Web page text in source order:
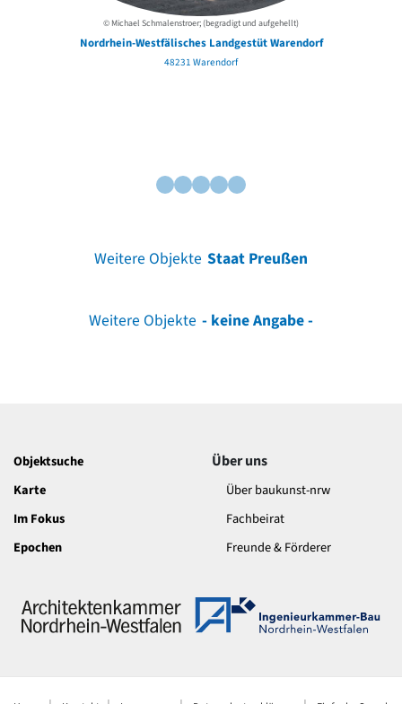
© Michael Schmalenstroer; (begradigt und aufgehellt)
Nordrhein-Westfälisches Landgestüt Warendorf
48231 Warendorf
Weitere Objekte Staat Preußen
Weitere Objekte - keine Angabe -
Objektsuche
Karte
Im Fokus
Epochen
Über uns
Über baukunst-nrw
Fachbeirat
Freunde & Förderer